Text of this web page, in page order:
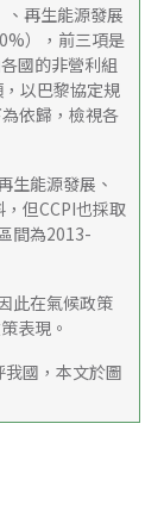
再生能源發展
），前三項是
國的非營利組
以巴黎協定規
依歸，檢視各
生能源發展、
但CCPI也採取
間為2013-
此在氣候政策
表現。
國，本文於圖